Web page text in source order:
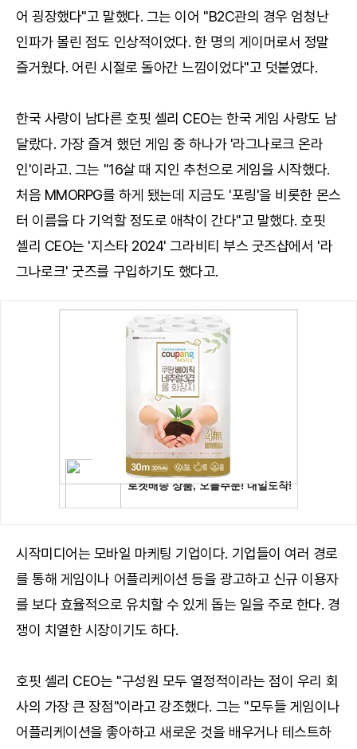
어 굉장했다"고 말했다. 그는 이어 "B2C관의 경우 엄청난
인파가 몰린 점도 인상적이었다. 한 명의 게이머로서 정말
즐거웠다. 어린 시절로 돌아간 느낌이었다"고 덧붙였다.
한국 사랑이 남다른 호핏 셸리 CEO는 한국 게임 사랑도 남
달랐다. 가장 즐겨 했던 게임 중 하나가 '라그나로크 온라
인'이라고. 그는 "16살 때 지인 추천으로 게임을 시작했다.
처음 MMORPG를 하게 됐는데 지금도 '포링'을 비롯한 몬스
터 이름을 다 기억할 정도로 애착이 간다"고 말했다. 호핏
셸리 CEO는 '지스타 2024' 그라비티 부스 굿즈샵에서 '라
그나로크' 굿즈를 구입하기도 했다고.
시작미디어는 모바일 마케팅 기업이다. 기업들이 여러 경로
를 통해 게임이나 어플리케이션 등을 광고하고 신규 이용자
를 보다 효율적으로 유치할 수 있게 돕는 일을 주로 한다. 경
쟁이 치열한 시장이기도 하다.
호핏 셸리 CEO는 "구성원 모두 열정적이라는 점이 우리 회
사의 가장 큰 장점"이라고 강조했다. 그는 "모두들 게임이나
어플리케이션을 좋아하고 새로운 것을 배우거나 테스트하